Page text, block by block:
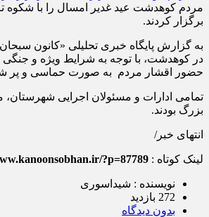
مردم کوهدشت عید غدیر امسال را با شکوه
برگزار کردند.
به گزارش پایگاه خبری تحلیلی «کانون
در کوهدشت، با توجه به شرایط ویژه و جنگی
حضور اقشار مردم به صورت حماسی و پر
تمامی ادارات و مسئولان اجرایی شهرستان،
بزرگ بودند.
انتهای خبر/
لینک کوتاه : ?p=87789
نویسنده : شیداسوری
272 بازدید
بدون دیدگاه